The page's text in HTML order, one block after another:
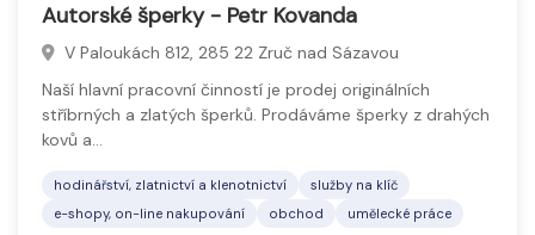
Autorské šperky - Petr Kovanda
V Paloukách 812, 285 22 Zruč nad Sázavou
Naší hlavní pracovní činností je prodej originálních
stříbrných a zlatých šperků. Prodáváme šperky z drahých
kovů a…
hodinářství, zlatnictví a klenotnictví
služby na klíč
e-shopy, on-line nakupování
obchod umělecké práce